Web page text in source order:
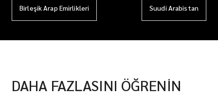
Birleşik Arap Emirlikleri Suudi Arabistan
DAHA FAZLASINI ÖĞRENİN